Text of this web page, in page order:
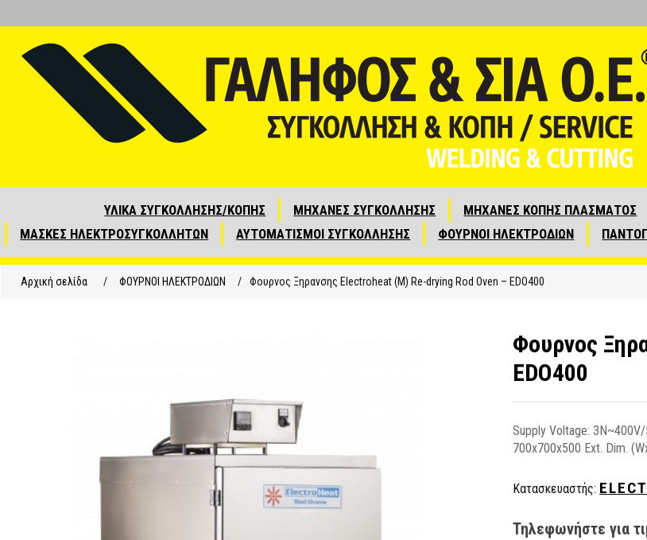
ΥΛΙΚΑ ΣΥΓΚΟΛΛΗΣΗΣ/ΚΟΠΗΣ ΜΗΧΑΝΕΣ ΣΥΓΚΟΛΛΗΣΗΣ ΜΗΧΑΝΕΣ ΚΟΠΗΣ ΠΛΑΣΜΑΤΟΣ
ΜΑΣΚΕΣ ΗΛΕΚΤΡΟΣΥΓΚΟΛΛΗΤΩΝ
ΑΥΤΟΜΑΤΙΣΜΟΙ ΣΥΓΚΟΛΛΗΣΗΣ ΦΟΥΡΝΟΙ ΗΛΕΚΤΡΟΔΙΩΝ
Αρχική σελίδα / ΦΟΥΡΝΟΙ ΗΛΕΚΤΡΟΔΙΩΝ / Φουρνος Ξηρανσης Electroheat (M) Re-drying Rod Oven – EDO400
Φουρνος
EDO400
Supply Voltage:
700x700x500 Ext. Dim.
Κατασκευαστής:
Τηλεφωνήστε για